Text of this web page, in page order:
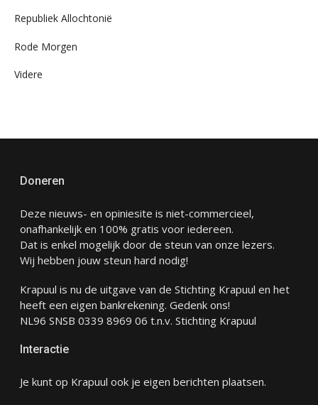
Republiek Allochtonië
Rode Morgen
Videre
Doneren
Deze nieuws- en opiniesite is niet-commercieel,
onafhankelijk en 100% gratis voor iedereen.
Dat is enkel mogelijk door de steun van onze lezers.
Wij hebben jouw steun hard nodig!
Krapuul is nu de uitgave van de Stichting Krapuul en het
heeft een eigen bankrekening. Gedenk ons!
NL96 SNSB 0339 8969 06 t.n.v. Stichting Krapuul
Interactie
Je kunt op Krapuul ook je eigen berichten plaatsen.